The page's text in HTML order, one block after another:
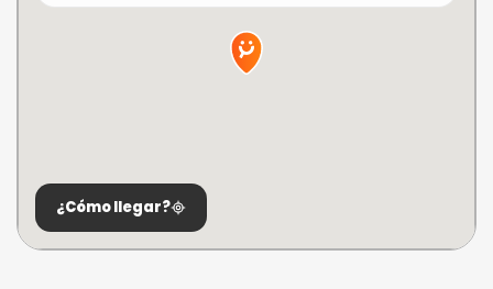
¿Cómo llegar?